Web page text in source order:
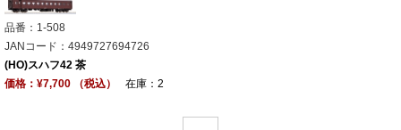
品番：1-508
JANコード：4949727694726
(HO)スハフ42 茶
価格：¥7,700 （税込）
在庫：2